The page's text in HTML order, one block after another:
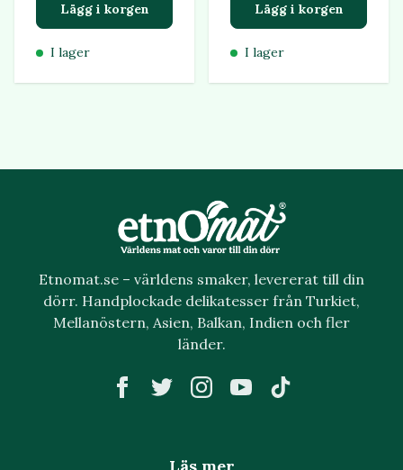
Lägg i korgen
I lager
Lägg i korgen
I lager
Etnomat.se – världens smaker, levererat till din
dörr. Handplockade delikatesser från Turkiet,
Mellanöstern, Asien, Balkan, Indien och fler
länder.